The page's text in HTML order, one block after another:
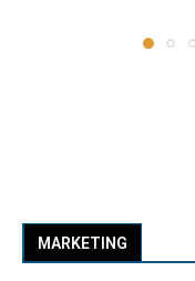
MARKETING